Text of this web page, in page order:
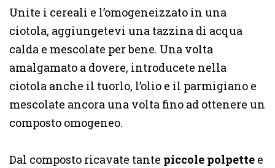
Unite i cereali e l’omogeneizzato in una
ciotola, aggiungetevi una tazzina di acqua
calda e mescolate per bene. Una volta
amalgamato a dovere, introducete nella
ciotola anche il tuorlo, l’olio e il parmigiano e
mescolate ancora una volta fino ad ottenere un
composto omogeneo.
Dal composto ricavate tante piccole polpette e